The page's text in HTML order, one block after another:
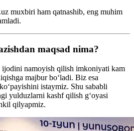
muxbiri ham qatnashib, eng muhim
maqsad nima?
namoyish qilish imkoniyati kam
majbur bo‘ladi. Biz esa
istaymiz. Shu sababli
yulduzlarni kashf qilish g‘oyasi
qilyapmiz.